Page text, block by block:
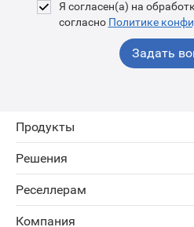
Я согласен(а) на
согласно Политике
Задать
Продукты
Решения
Реселлерам
Компания